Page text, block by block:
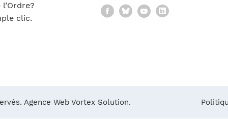
clic.
Facebook
BlueskyYouTube
LinkedIn
Agence Web Vortex Solution.